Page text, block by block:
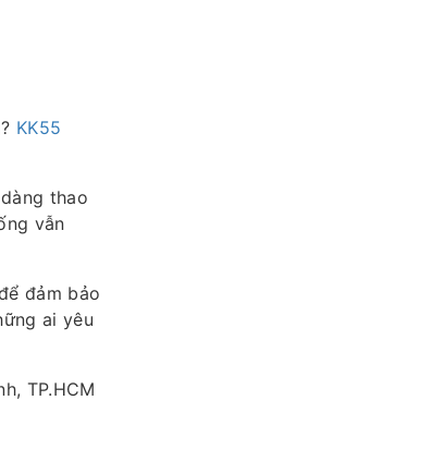
KK55
thao
vẫn
đảm bảo
ai yêu
TP.HCM